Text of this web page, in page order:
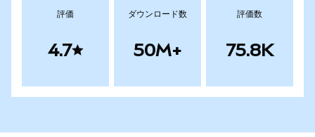
評価
4.7
ダウンロード数
50M+
評価数
75.8K